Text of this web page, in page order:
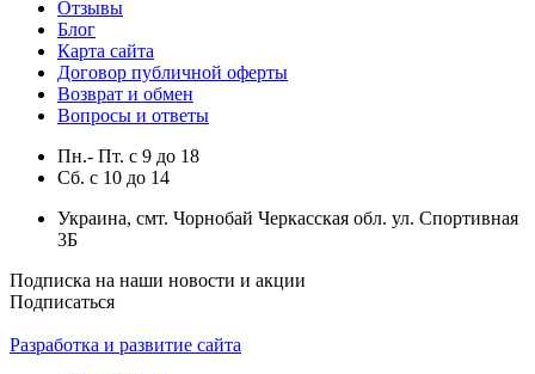
Отзывы
Блог
Карта сайта
Договор публичной оферты
Возврат и обмен
Вопросы и ответы
Пн.- Пт. с 9 до 18
Сб. с 10 до 14
Украина, смт. Чорнобай Черкасская обл. ул. Спортивная
3Б
Подписка на наши новости и акции
Подписаться
Разработка и развитие сайта